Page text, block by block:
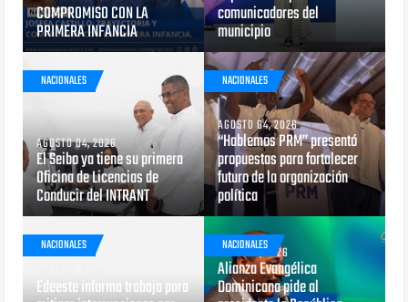
COMPROMISO CON LA
PRIMERA INFANCIA
comunicadores del
municipio
NACIONALES
AGOSTO 04, 2026
El Seibo ya tiene su primera
Oficina de Licencias de
Conducir del INTRANT
NACIONALES
AGOSTO 04, 2026
“Hablemos PRM” presentó
propuestas para fortalecer
futuro de la organización
política
NACIONALES
Edeeste informa trabaja para
NACIONALES
JULIO 29, 2026
Alianza Evangélica
Dominicana pide al